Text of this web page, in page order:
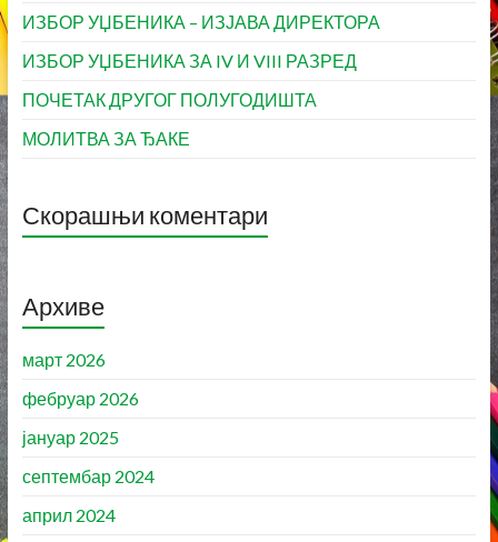
ИЗБОР УЏБЕНИКА – ИЗЈАВА ДИРЕКТОРА
ИЗБОР УЏБЕНИКА ЗА IV И VIII РАЗРЕД
ПОЧЕТАК ДРУГОГ ПОЛУГОДИШТА
МОЛИТВА ЗА ЂАКЕ
Скорашњи коментари
Архиве
март 2026
фебруар 2026
јануар 2025
септембар 2024
април 2024